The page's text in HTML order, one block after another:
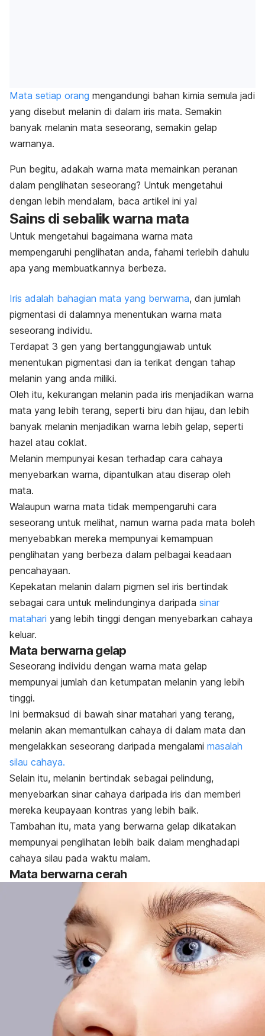
Mata setiap orang mengandungi bahan kimia semula jadi
yang disebut melanin di dalam iris mata. Semakin
banyak melanin mata seseorang, semakin gelap
warnanya.
Pun begitu, adakah warna mata memainkan peranan
dalam penglihatan seseorang? Untuk mengetahui
dengan lebih mendalam, baca artikel ini ya!
Sains di sebalik warna mata
Untuk mengetahui bagaimana warna mata
mempengaruhi penglihatan anda, fahami terlebih dahulu
apa yang membuatkannya berbeza.
Iris adalah bahagian mata yang berwarna, dan jumlah
pigmentasi di dalamnya menentukan warna mata
seseorang individu.
Terdapat 3 gen yang bertanggungjawab untuk
menentukan pigmentasi dan ia terikat dengan tahap
melanin yang anda miliki.
Oleh itu, kekurangan melanin pada iris menjadikan warna
mata yang lebih terang, seperti biru dan hijau, dan lebih
banyak melanin menjadikan warna lebih gelap, seperti
hazel atau coklat.
Melanin mempunyai kesan terhadap cara cahaya
menyebarkan warna, dipantulkan atau diserap oleh
mata.
Walaupun warna mata tidak mempengaruhi cara
seseorang untuk melihat, namun warna pada mata boleh
menyebabkan mereka mempunyai kemampuan
penglihatan yang berbeza dalam pelbagai keadaan
pencahayaan.
Kepekatan melanin dalam pigmen sel iris bertindak
sebagai cara untuk melindunginya daripada sinar
matahari yang lebih tinggi dengan menyebarkan cahaya
keluar.
Mata berwarna gelap
Seseorang individu dengan warna mata gelap
mempunyai jumlah dan ketumpatan melanin yang lebih
tinggi.
Ini bermaksud di bawah sinar matahari yang terang,
melanin akan memantulkan cahaya di dalam mata dan
mengelakkan seseorang daripada mengalami masalah
silau cahaya.
Selain itu, melanin bertindak sebagai pelindung,
menyebarkan sinar cahaya daripada iris dan memberi
mereka keupayaan kontras yang lebih baik.
Tambahan itu, mata yang berwarna gelap dikatakan
mempunyai penglihatan lebih baik dalam menghadapi
cahaya silau pada waktu malam.
Mata berwarna cerah